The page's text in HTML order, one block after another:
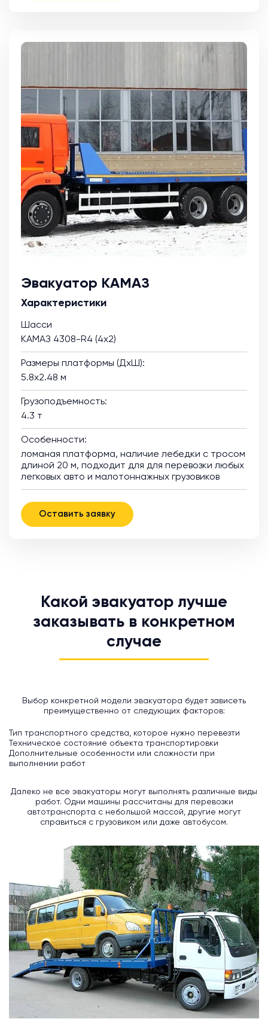
Эвакуатор КАМАЗ
Характеристики
Шасси
КАМАЗ 4308-R4 (4х2)
Размеры платформы (ДхШ):
5.8х2.48 м
Грузоподъемность:
4.3 т
Особенности:
ломаная платформа, наличие лебедки с тросом
длиной 20 м, подходит для для перевозки любых
легковых авто и малотоннажных грузовиков
Оставить заявку
Какой эвакуатор лучше
заказывать в конкретном
случае
Выбор конкретной модели эвакуатора будет зависеть
преимущественно от следующих факторов:
Тип транспортного средства, которое нужно перевезти
Техническое состояние объекта транспортировки
Дополнительные особенности или сложности при
выполнении работ
Далеко не все эвакуаторы могут выполнять различные виды
работ. Одни машины рассчитаны для перевозки
автотранспорта с небольшой массой, другие могут
справиться с грузовиком или даже автобусом.